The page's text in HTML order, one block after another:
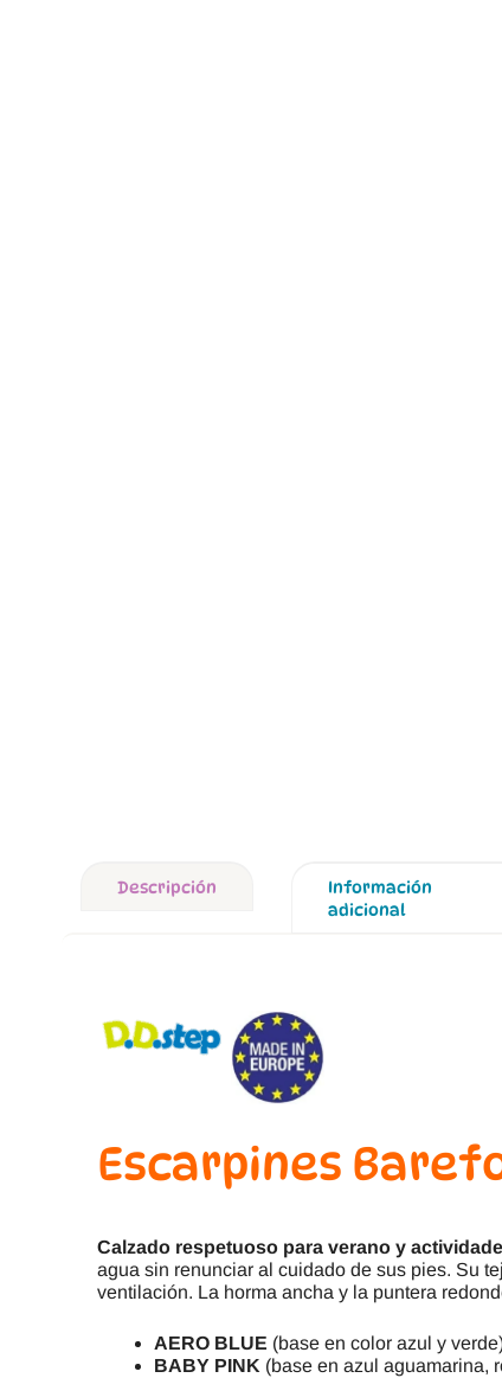
Descripción
Información
adicional
Escarpines
Calzado respetuoso para verano y
agua sin renunciar al cuidado de sus pies. Su
ventilación. La horma ancha y la puntera
AERO BLUE (base en color azul y
BABY PINK (base en azul aguamarina,